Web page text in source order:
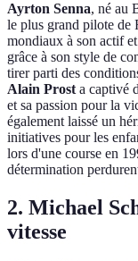
Ayrton Senna, né au
le plus grand pilote de
mondiaux à son actif
grâce à son style de
tirer parti des
Alain Prost a captivé
et sa passion pour la
également laissé un
initiatives pour les
lors d'une course en
détermination
2. Michael
vitesse